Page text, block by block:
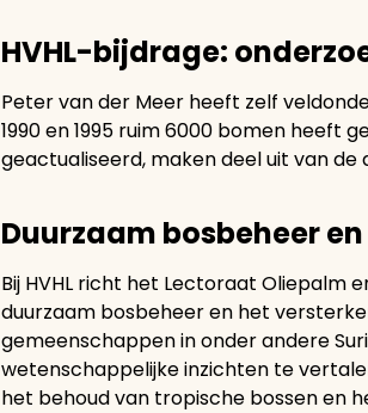
HVHL-bijdrage:
Peter van der Meer heeft zelf
1990 en 1995 ruim 6000 bomen heeft
geactualiseerd, maken deel uit van
Duurzaam bosbeheer
Bij HVHL richt het Lectoraat Oliepalm
duurzaam bosbeheer en het
gemeenschappen in onder andere
wetenschappelijke inzichten te
het behoud van tropische bossen en